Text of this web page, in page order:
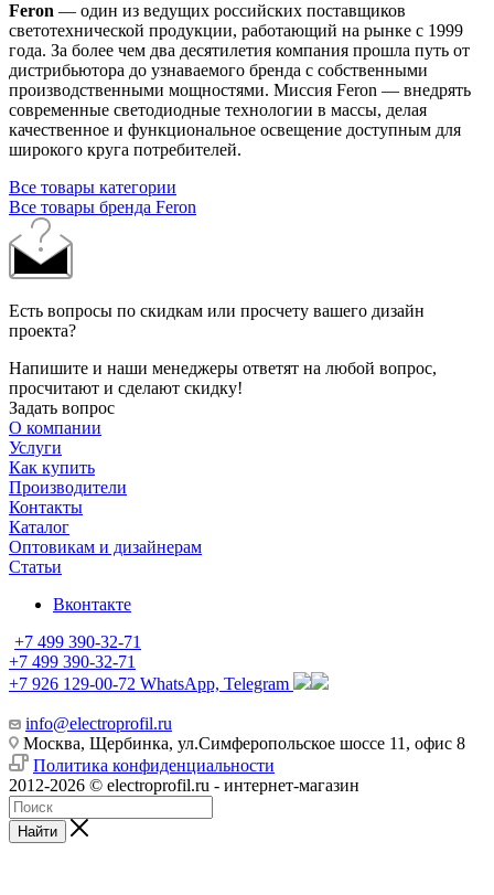
Feron — один из ведущих российских поставщиков
светотехнической продукции, работающий на рынке с 1999
года. За более чем два десятилетия компания прошла путь от
дистрибьютора до узнаваемого бренда с собственными
производственными мощностями. Миссия Feron — внедрять
современные светодиодные технологии в массы, делая
качественное и функциональное освещение доступным для
широкого круга потребителей.
Все товары категории
Все товары бренда Feron
Есть вопросы по скидкам или просчету вашего дизайн
проекта?
Напишите и наши менеджеры ответят на любой вопрос,
просчитают и сделают скидку!
Задать вопрос
О компании
Услуги
Как купить
Производители
Контакты
Каталог
Оптовикам и дизайнерам
Статьи
Вконтакте
+7 499 390-32-71
+7 499 390-32-71
+7 926 129-00-72 WhatsApp, Telegram
info@electroprofil.ru
Москва, Щербинка, ул.Симферопольское шоссе 11, офис 8
Политика конфиденциальности
2012-2026 © electroprofil.ru - интернет-магазин
Найти